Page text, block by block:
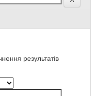
результатів